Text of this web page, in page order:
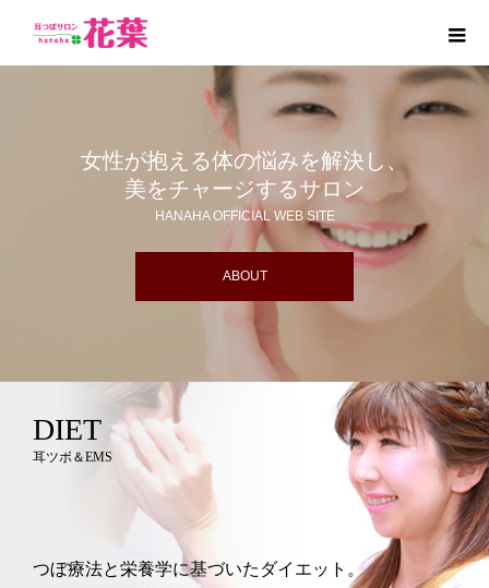
女性が抱える体の悩みを解決し、
美をチャージするサロン
HANAHA OFFICIAL WEB SITE
ABOUT
DIET
耳ツボ＆EMS
つぼ療法と栄養学に基づいたダイエット。